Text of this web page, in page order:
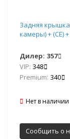
Задняя крышка
камеры) + (СЕ)
Дилер: 357
VIP: 348
Premium: 340
Нет в наличии
Сообщить о